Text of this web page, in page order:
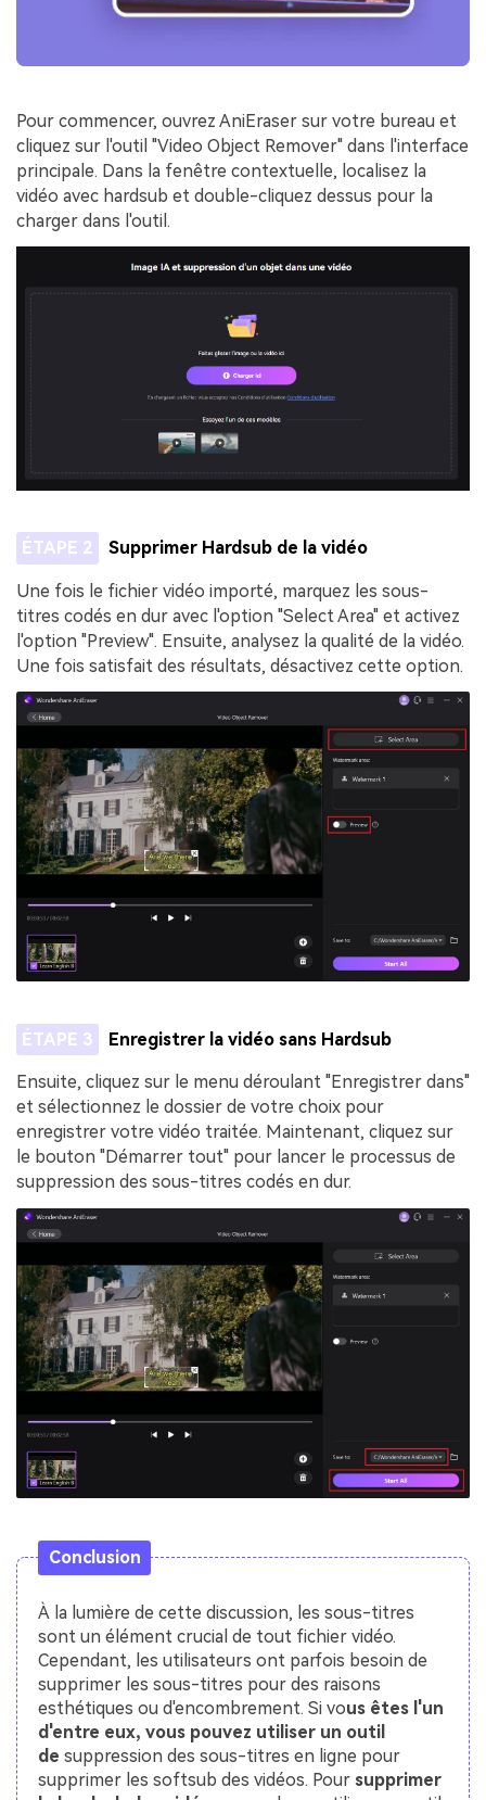
Pour commencer, ouvrez AniEraser sur votre bureau et
cliquez sur l'outil "Video Object Remover" dans l'interface
principale. Dans la fenêtre contextuelle, localisez la
vidéo avec hardsub et double-cliquez dessus pour la
charger dans l'outil.
ÉTAPE 2 Supprimer Hardsub de la vidéo
Une fois le fichier vidéo importé, marquez les sous-
titres codés en dur avec l'option "Select Area" et activez
l'option "Preview". Ensuite, analysez la qualité de la vidéo.
Une fois satisfait des résultats, désactivez cette option.
ÉTAPE 3 Enregistrer la vidéo sans Hardsub
Ensuite, cliquez sur le menu déroulant "Enregistrer dans"
et sélectionnez le dossier de votre choix pour
enregistrer votre vidéo traitée. Maintenant, cliquez sur
le bouton "Démarrer tout" pour lancer le processus de
suppression des sous-titres codés en dur.
Conclusion
À la lumière de cette discussion, les sous-titres
sont un élément crucial de tout fichier vidéo.
Cependant, les utilisateurs ont parfois besoin de
supprimer les sous-titres pour des raisons
esthétiques ou d'encombrement. Si vous êtes l'un
d'entre eux, vous pouvez utiliser un outil
de suppression des sous-titres en ligne pour
supprimer les softsub des vidéos. Pour supprimer